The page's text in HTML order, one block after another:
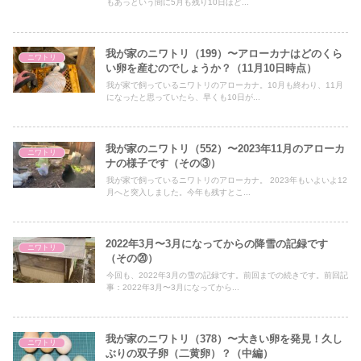
もあっという間に5月も残り10日ほど...
ニワトリ
我が家のニワトリ（199）〜アローカナはどのくら
い卵を産むのでしょうか？（11月10日時点）
我が家で飼っているニワトリのアローカナ。10月も終わり、11月
になったと思っていたら、早くも10日が...
ニワトリ
我が家のニワトリ（552）〜2023年11月のアローカ
ナの様子です（その③）
我が家で飼っているニワトリのアローカナ。 2023年もいよいよ12
月へと突入しました。今年も残すとこ...
ニワトリ
2022年3月〜3月になってからの降雪の記録です
（その⑳）
今回も、2022年3月の雪の記録です。前回までの続きです。前回記
事：2022年3月〜3月になってから...
ニワトリ
我が家のニワトリ（378）〜大きい卵を発見！久し
ぶりの双子卵（二黄卵）？（中編）